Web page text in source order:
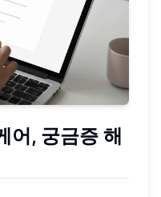
어, 궁금증 해